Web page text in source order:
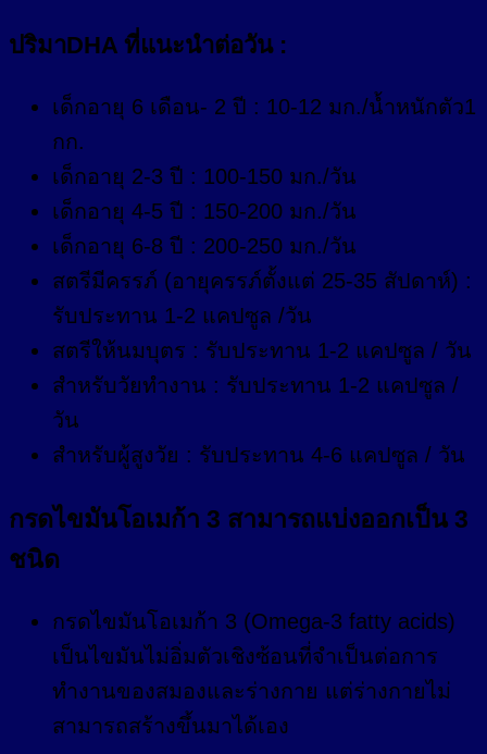
ปริมาDHA ที่แนะนำต่อวัน :
เด็กอายุ 6 เดือน- 2 ปี : 10-12 มก./น้ำหนักตัว1
กก.
เด็กอายุ 2-3 ปี : 100-150 มก./วัน
เด็กอายุ 4-5 ปี : 150-200 มก./วัน
เด็กอายุ 6-8 ปี : 200-250 มก./วัน
สตรีมีครรภ์ (อายุครรภ์ตั้งแต่ 25-35 สัปดาห์) :
รับประทาน 1-2 แคปซูล /วัน
สตรีให้นมบุตร : รับประทาน 1-2 แคปซูล / วัน
สำหรับวัยทำงาน : รับประทาน 1-2 แคปซูล /
วัน
สำหรับผู้สูงวัย : รับประทาน 4-6 แคปซูล / วัน
กรดไขมันโอเมก้า 3 สามารถแบ่งออกเป็น 3
ชนิด
กรดไขมันโอเมก้า 3 (Omega-3 fatty acids)
เป็นไขมันไม่อิ่มตัวเชิงซ้อนที่จำเป็นต่อการ
ทำงานของสมองและร่างกาย แต่ร่างกายไม่
สามารถสร้างขึ้นมาได้เอง